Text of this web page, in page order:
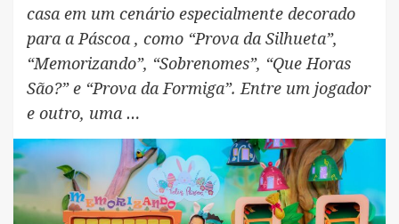
casa em um cenário especialmente decorado
para a Páscoa , como “Prova da Silhueta”,
“Memorizando”, “Sobrenomes”, “Que Horas
São?” e “Prova da Formiga”. Entre um jogador
e outro, uma …